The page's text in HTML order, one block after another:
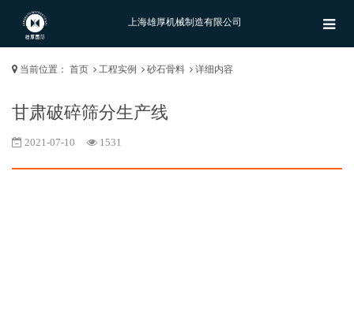
上海雄厚机械制造有限公司
当前位置： 首页 工程实例 砂石骨料 详细内容
甘肃破碎筛分生产线
2021-07-10 1531